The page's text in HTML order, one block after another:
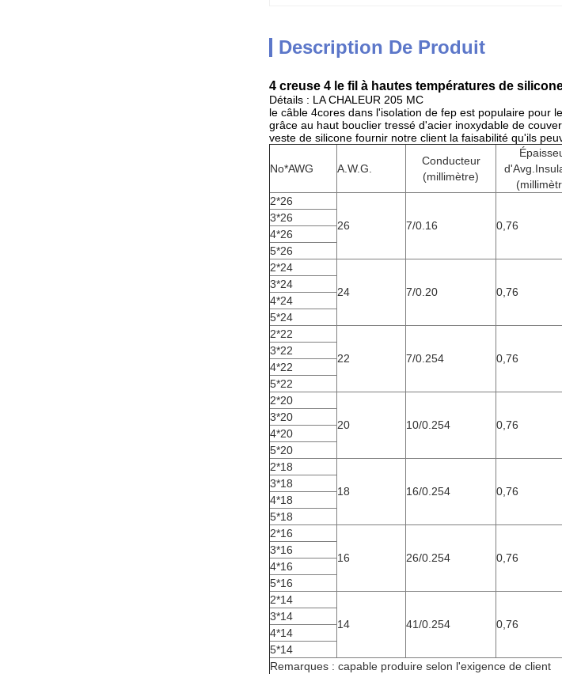
Description De Produit
4 creuse 4 le fil à hautes températures de
Détails : LA CHALEUR 205 MC
le câble 4cores dans l'isolation de fep est populaire pour
grâce au haut bouclier tressé d'acier inoxydable de
veste de silicone fournir notre client la faisabilité qu'ils
No*AWG A.W.G.
Conducteur
(millimètre)
2*26
26
7/0.16 0,76
3*26
4*26
5*26
2*24
24
7/0.20 0,76
3*24
4*24
5*24
2*22
22
7/0.254 0,76
3*22
4*22
5*22
2*20
20
10/0.254 0,76
3*20
4*20
5*20
2*18
18
16/0.254 0,76
3*18
4*18
5*18
2*16
16
26/0.254 0,76
3*16
4*16
5*16
2*14
14
41/0.254 0,76
3*14
4*14
5*14
Remarques : capable produire selon l'exigence de client